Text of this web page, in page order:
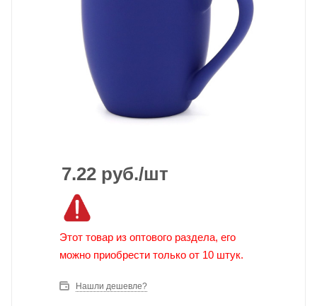
7.22 руб./шт
Этот товар из оптового раздела, его
можно приобрести только от 10 штук.
Нашли дешевле?